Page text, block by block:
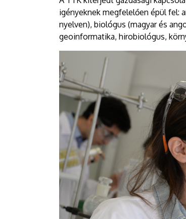
igényeknek megfelelően épül fel:
nyelven), biológus (magyar és
geoinformatika, hirobiológus,